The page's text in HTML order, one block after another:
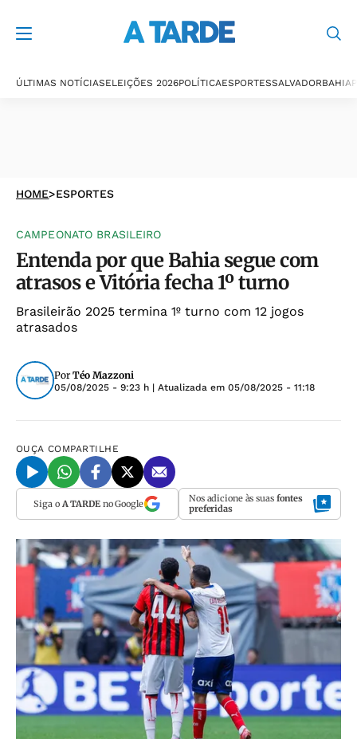
ÚLTIMAS NOTÍCIASELEIÇÕES 2026POLÍTICAESPORTESSALVADORBAHIA
HOME>ESPORTES
CAMPEONATO BRASILEIRO
Entenda por que Bahia segue com
atrasos e Vitória fecha 1º turno
Brasileirão 2025 termina 1º turno com 12 jogos
atrasados
Por Téo Mazzoni
05/08/2025 - 9:23 h | Atualizada em 05/08/2025 - 11:18
OUÇA COMPARTILHE
Siga o A TARDEno Google Nos adicione às suas fontes
preferidas